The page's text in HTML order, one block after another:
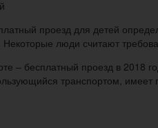
проезд для детей
Некоторые люди считают
– бесплатный проезд в 2018
транспортом,